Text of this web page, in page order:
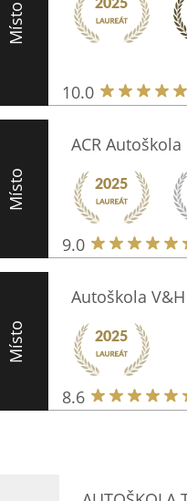
Místo
10.0
Místo
ACR
9.0
Místo
Autoškola V&H
8.6